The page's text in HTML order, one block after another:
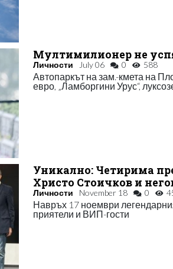
Мултимилионер не
Личности July 06 0 588
Автопаркът на зам.-кмета на
евро, „Ламборгини Урус“,
Уникално: Четирима
Христо Стоичков и
Личности November 18 0
Навръх 17 ноември
приятели и ВИП-гости